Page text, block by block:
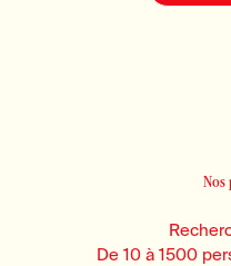
Nos
De 10 à 1500